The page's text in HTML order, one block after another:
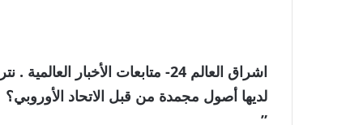
اشراق العالم 24- متابعات
لديها أصول مجمدة من قبل الاتحاد الأوروبي؟
”